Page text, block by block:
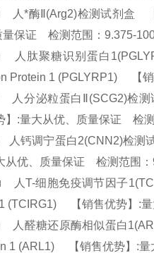
人*酶Ⅱ(Arg2)检测试剂盒
量保证 检测范围：9.375-
人肽聚糖识别蛋白
Protein 1 (PGLYRP1) 【
人分泌粒蛋白Ⅱ(SCG2)检
】:量大从优、质量保证 检
人钙调宁蛋白2(CNN2)检测
从优、质量保证 检测范围
人T-细胞免疫调节因子
(TCIRG1) 【销售优势】:
人醛糖还原酶相似蛋白
1 (ARL1) 【销售优势】: